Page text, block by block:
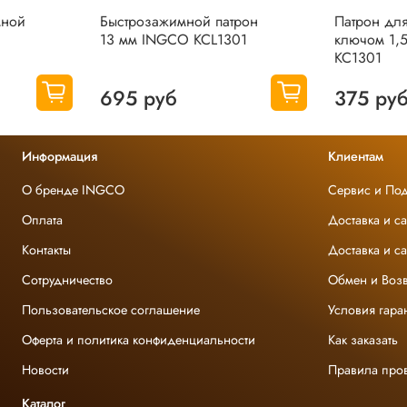
Быстрозажимной патрон
13 мм INGCO KCL1301
695 руб
Патрон
ключом
KC1301
375
Информация
О бренде INGCO
Оплата
Контакты
Сотрудничество
Пользовательское соглашение
Оферта и политика конфиденциальности
Новости
Клиентам
Сервис и
Доставка и
Доставка и
Обмен и
Условия
Как заказать
Правила